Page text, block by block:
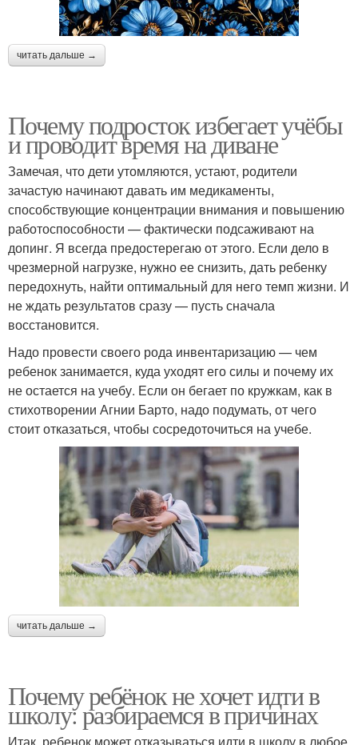
читать дальше →
Почему подросток избегает учёбы
и проводит время на диване
Замечая, что дети утомляются, устают, родители
зачастую начинают давать им медикаменты,
способствующие концентрации внимания и повышению
работоспособности — фактически подсаживают на
допинг. Я всегда предостерегаю от этого. Если дело в
чрезмерной нагрузке, нужно ее снизить, дать ребенку
передохнуть, найти оптимальный для него темп жизни. И
не ждать результатов сразу — пусть сначала
восстановится.
Надо провести своего рода инвентаризацию — чем
ребенок занимается, куда уходят его силы и почему их
не остается на учебу. Если он бегает по кружкам, как в
стихотворении Агнии Барто, надо подумать, от чего
стоит отказаться, чтобы сосредоточиться на учебе.
читать дальше →
Почему ребёнок не хочет идти в
школу: разбираемся в причинах